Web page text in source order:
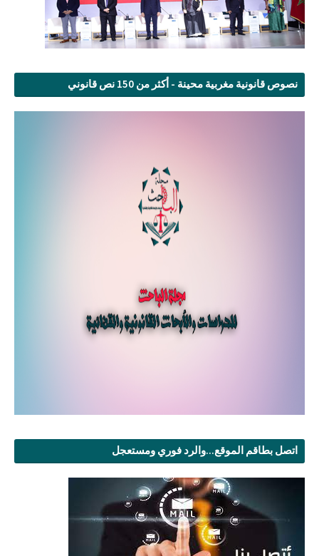
نصوص قانونية مغربية محينة - أكثر من 150 نص قانوني
اتصل بطاقم الموقع...والرد فوري ومستعجل